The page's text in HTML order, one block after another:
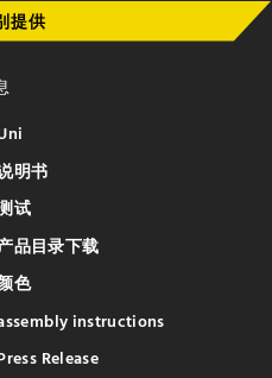
提供
明书
试
品目录下载
色
instructions
Release